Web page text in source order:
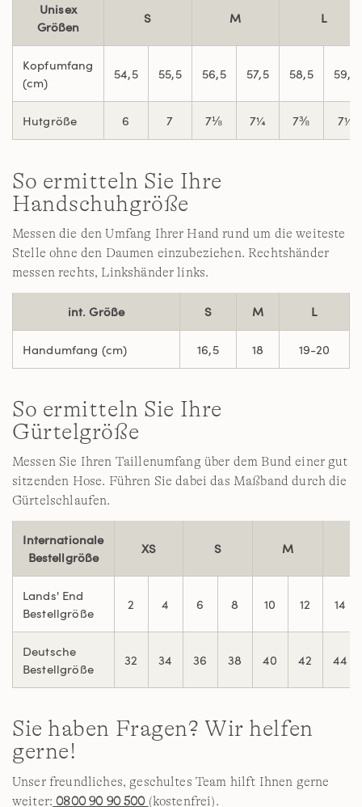
Unisex
Größen
S M L
Kopfumfang
(cm)
54,5 55,5 56,5 57,5 58,5 59,5
Hutgröße 6 7 7⅛ 7¼ 7⅜ 7½
So ermitteln Sie Ihre
Handschuhgröße
Messen die den Umfang Ihrer Hand rund um die weiteste
Stelle ohne den Daumen einzubeziehen. Rechtshänder
messen rechts, Linkshänder links.
int. Größe S M L
Handumfang (cm) 16,5 18 19-20
So ermitteln Sie Ihre
Gürtelgröße
Messen Sie Ihren Taillenumfang über dem Bund einer gut
sitzenden Hose. Führen Sie dabei das Maßband durch die
Gürtelschlaufen.
Internationale
Bestellgröße
XS S M
Lands' End
Bestellgröße
2 4 6 8 10 12 14
Deutsche
Bestellgröße
32 34 36 38 40 42 44
Sie haben Fragen? Wir helfen
gerne!
Unser freundliches, geschultes Team hilft Ihnen gerne
weiter: 0800 90 90 500 (kostenfrei).